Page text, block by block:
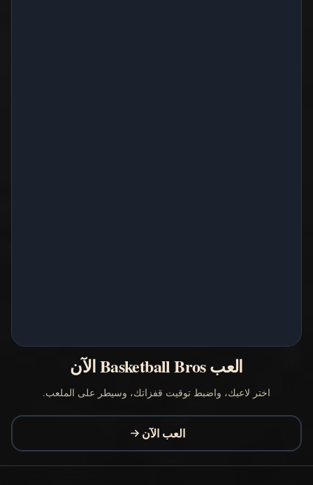
العب Basketball Bros الآن
اختر لاعبك، واضبط توقيت قفزاتك، وسيطر على الملعب.
العب الآن